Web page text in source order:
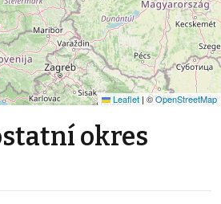
Leaflet | ©OpenStreetMap
okres